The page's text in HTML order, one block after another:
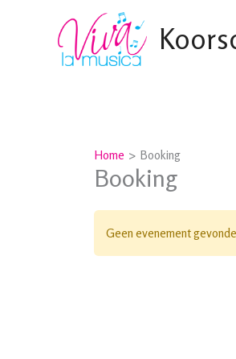
Home Booking
Booking
Geen evenement